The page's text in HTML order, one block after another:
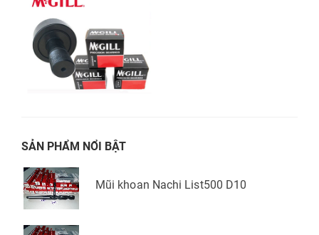
SẢN PHẨM NỔI BẬT
Mũi khoan Nachi List500 D10